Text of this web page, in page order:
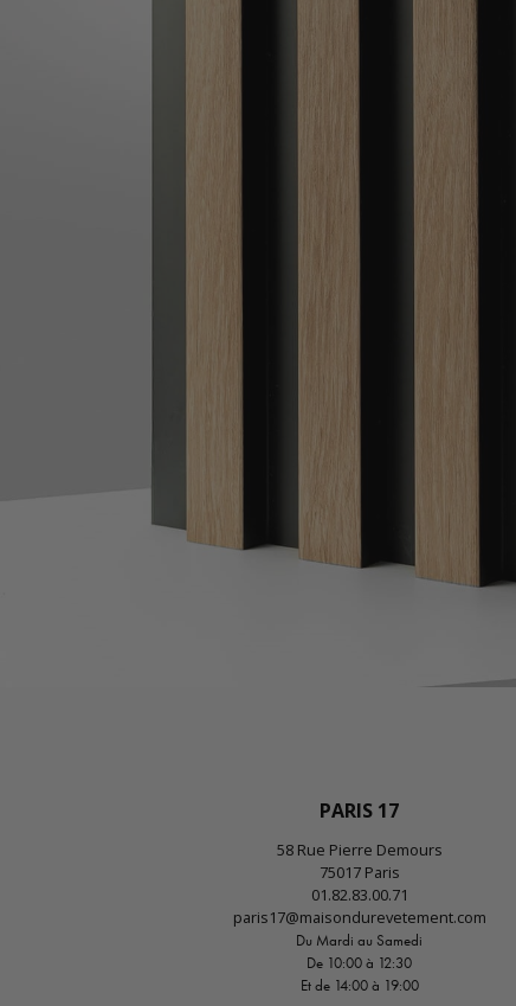
PARIS 17
58 Rue Pierre Demours
75017 Paris
01.82.83.00.71
paris17@maisondurevetement.com
Du Mardi au Samedi
De 10:00 à 12:30
Et de 14:00 à 19:00